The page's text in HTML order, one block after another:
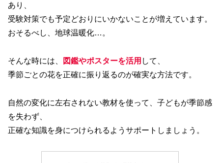
あり、
受験対策でも予定どおりにいかないことが増えています。
おそるべし、地球温暖化…。
そんな時には、 図鑑やポスターを活用 して、
季節ごとの花を正確に振り返るのが確実な方法です。
自然の変化に左右されない教材を使って、子どもが季節感
を失わず、
正確な知識を身につけられるようサポートしましょう。